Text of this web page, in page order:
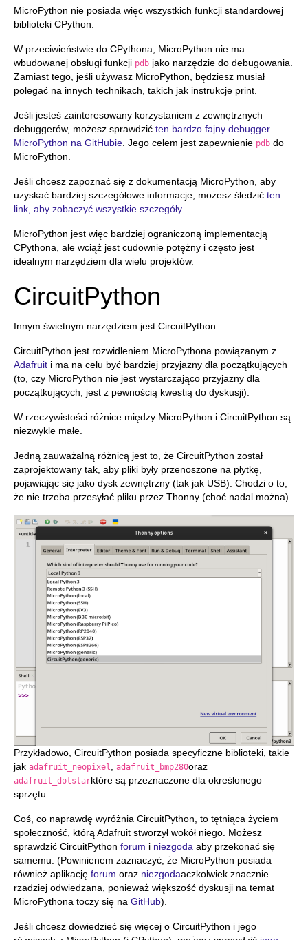
MicroPython nie posiada więc wszystkich funkcji standardowej
biblioteki CPython.
W przeciwieństwie do CPythona, MicroPython nie ma
wbudowanej obsługi funkcji pdb jako narzędzie do debugowania.
Zamiast tego, jeśli używasz MicroPython, będziesz musiał
polegać na innych technikach, takich jak instrukcje print.
Jeśli jesteś zainteresowany korzystaniem z zewnętrznych
debuggerów, możesz sprawdzić ten bardzo fajny debugger
MicroPython na GitHubie. Jego celem jest zapewnienie pdb do
MicroPython.
Jeśli chcesz zapoznać się z dokumentacją MicroPython, aby
uzyskać bardziej szczegółowe informacje, możesz śledzić ten
link, aby zobaczyć wszystkie szczegóły.
MicroPython jest więc bardziej ograniczoną implementacją
CPythona, ale wciąż jest cudownie potężny i często jest
idealnym narzędziem dla wielu projektów.
CircuitPython
Innym świetnym narzędziem jest CircuitPython.
CircuitPython jest rozwidleniem MicroPythona powiązanym z
Adafruit i ma na celu być bardziej przyjazny dla początkujących
(to, czy MicroPython nie jest wystarczająco przyjazny dla
początkujących, jest z pewnością kwestią do dyskusji).
W rzeczywistości różnice między MicroPython i CircuitPython są
niezwykle małe.
Jedną zauważalną różnicą jest to, że CircuitPython został
zaprojektowany tak, aby pliki były przenoszone na płytkę,
pojawiając się jako dysk zewnętrzny (tak jak USB). Chodzi o to,
że nie trzeba przesyłać pliku przez Thonny (choć nadal można).
Przykładowo, CircuitPython posiada specyficzne biblioteki, takie
jak adafruit_neopixel, adafruit_bmp280oraz
adafruit_dotstarktóre są przeznaczone dla określonego
sprzętu.
Coś, co naprawdę wyróżnia CircuitPython, to tętniąca życiem
społeczność, którą Adafruit stworzył wokół niego. Możesz
sprawdzić CircuitPython forum i niezgoda aby przekonać się
samemu. (Powinienem zaznaczyć, że MicroPython posiada
również aplikację forum oraz niezgodaaczkolwiek znacznie
rzadziej odwiedzana, ponieważ większość dyskusji na temat
MicroPythona toczy się na GitHub).
Jeśli chcesz dowiedzieć się więcej o CircuitPython i jego